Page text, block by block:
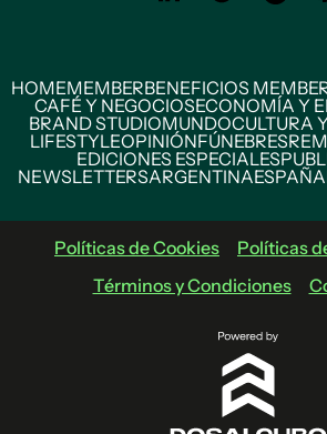
HOMEMEMBERBENEFICIOS
CAFÉ Y NEGOCIOSECONOMÍA Y
BRAND STUDIOMUNDOCULTURA
LIFESTYLEOPINIÓNFÚNEBRES
EDICIONES ESPECIALES
NEWSLETTERSARGENTINAESPAÑA
Políticas de Cookies
Políticas
Términos y Condiciones